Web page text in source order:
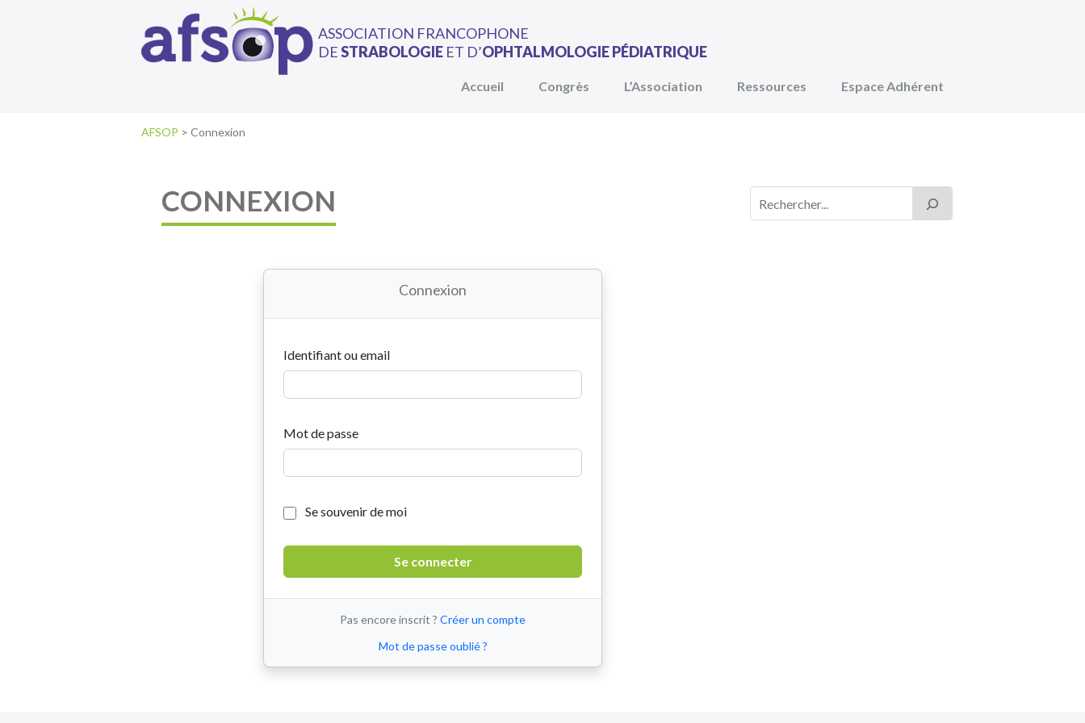
ASSOCIATION FRANCOPHONE
DESTRABOLOGIE ET D’OPHTALMOLOGIE PÉDIATRIQUE
Accueil Congrès L’Association Ressources Espace Adhérent
AFSOP > Connexion
CONNEXION
Connexion
Identifiant ou email
Mot de passe
Se souvenir de moi
Pas encore inscrit ?Créer un compte
Mot de passe oublié ?